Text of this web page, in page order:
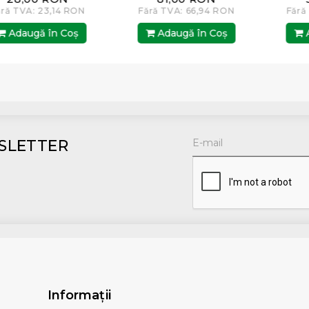
23,14 RON
în Coş
Fără TVA: 66,94 RON
Adaugă în Coş
Fără
Informaţii